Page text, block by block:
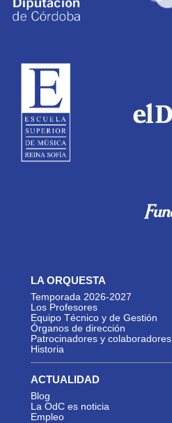
LA ORQUESTA
Temporada 2026-2027
Los Profesores
Equipo Técnico y de Gestión
Órganos de dirección
Patrocinadores y colaboradores
Historia
ACTUALIDAD
Blog
La OdC es noticia
Empleo